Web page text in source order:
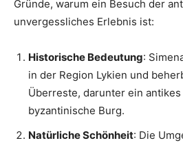
Gründe, warum ein Besuch der
unvergessliches Erlebnis ist:
Historische Bedeutung:
in der Region Lykien und
Überreste, darunter ein
byzantinische Burg.
Natürliche Schönheit: Die